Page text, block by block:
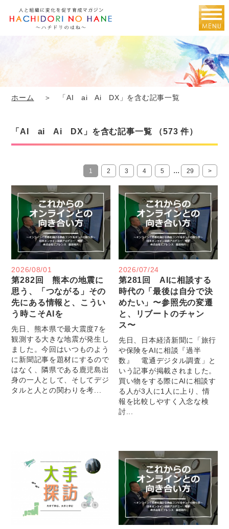
ホーム ＞ 「AI ai Ai DX」を含む記事一覧
「AI ai Ai DX」を含む記事一覧 （573 件）
1 2 3 4 5 ... 29 >
2026/08/01
第282回 熊本の地震に
思う、「つながる」その
先にある情報と、こうい
う時こそAIを
先日、熊本県で最大震度7を
観測する大きな地震が発生し
ました。今回はいつものよう
に新聞記事を題材にするので
はなく、隣県である鹿児島出
身の一人として、そしてデジ
タルと人との関わりを考...
2026/07/24
第281回 AIに相談する
時代の「最後は自分で決
めたい」〜参照先の変遷
と、リブートのチャン
ス〜
先日、日本経済新聞に「旅行
や保険をAIに相談『過半
数』 電通デジタル調査」と
いう記事が掲載されました。
買い物をする際にAIに相談す
る人が3人に1人に上り、情
報を比較しやすく入念な検
討...